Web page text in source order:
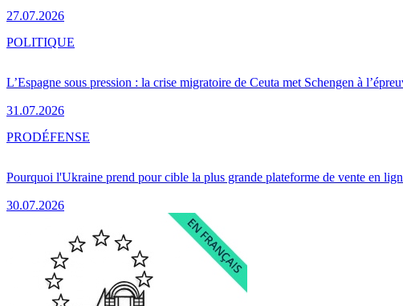
27.07.2026
L’Espagne sous pression : la crise migratoire de Ceuta met Schengen à
31.07.2026
POLITIQUE
Pourquoi l'Ukraine prend pour cible la plus grande plateforme de vente en
30.07.2026
PRODÉFENSE